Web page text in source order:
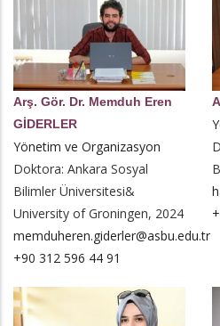
Arş. Gör. Dr. Memduh Eren
GİDERLER
Yönetim ve Organizasyon
Doktora: Ankara Sosyal
Bilimler Üniversitesi&
University of Groningen, 2024
memduheren.giderler@asbu.edu.tr
+90 312 596 44 91